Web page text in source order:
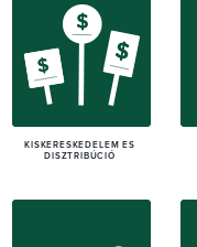
KISKERESKEDELEM ÉS
DISZTRIBÚCIÓ